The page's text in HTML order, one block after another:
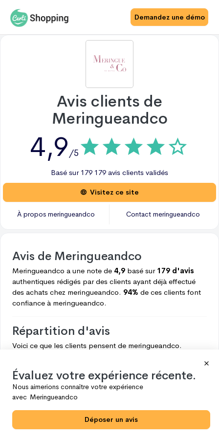
Demandez une démo
Avis clients de
Meringueandco
4,9 /5
Basé sur 179 179 avis clients validés
Visitez ce site
À propos meringueandco Contact meringueandco
Avis de Meringueandco
Meringueandco a une note de 4,9 basé sur 179 d'avis
authentiques rédigés par des clients ayant déjà effectué
des achats chez meringueandco. 94% de ces clients font
confiance à meringueandco.
Répartition d'avis
Voici ce que les clients pensent de meringueandco.
169
4
3
2 4
Évaluez votre expérience récente.
Nous aimerions connaître votre expérience
avec Meringueandco
Déposer un avis